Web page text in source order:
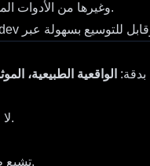
، وغيرها من الأدوات المحلية.
بدقة: الواقعية الطبيعية،
لا مزيد من الجلد البلاستيكي أو اللمعان الغريب.
تشبع طبيعي وتدرج ألوان، دون ألوان زاهية كرتونية.